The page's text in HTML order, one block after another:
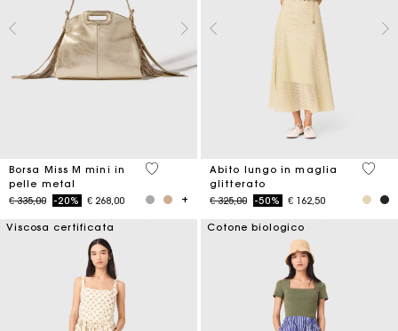
Borsa Miss M mini in
pelle metal
Price reduced from
€ 335,00to-20% € 268,00
3,4 out of 5 Customer Rating
Abito lungo in maglia
glitterato
Price reduced from
€ 325,00to-50% € 162,50
5 out
Viscosa certificata Cotone biologico